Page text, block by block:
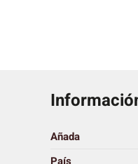
Añada
País